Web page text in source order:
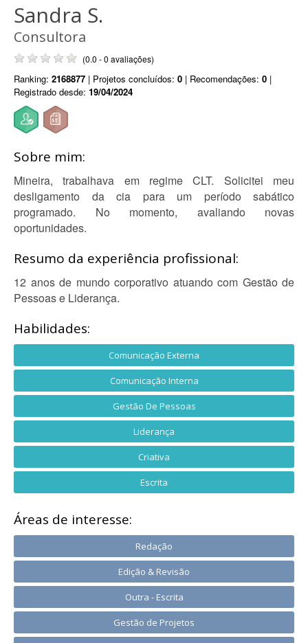
Sandra S.
Consultora
(0.0 - 0 avaliações)
Ranking: 2168877 | Projetos concluídos: 0 | Recomendações: 0 |
Registrado desde: 19/04/2024
Sobre mim:
Mineira, trabalhava em regime CLT. Solicitei meu
desligamento da cia para um período sabático
programado. No momento, avaliando novas
oportunidades.
Resumo da experiência profissional:
12 anos de mundo corporativo atuando com Gestão de
Pessoas e Liderança.
Habilidades:
Comunicação Externa
Comunicação Interna
Gestão De Pessoas
Liderança
Criativa
Escrita
Áreas de interesse:
Redação
Edição & Revisão
Outra - Escrita
Gestão de Projetos